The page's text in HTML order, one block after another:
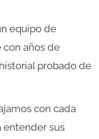
equipo de
años de
probado de
con cada
entender sus